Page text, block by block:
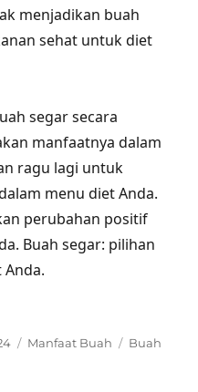
menjadikan buah
sehat untuk diet
segar secara
manfaatnya dalam
ragu lagi untuk
menu diet Anda.
perubahan positif
Buah segar: pilihan
Categories
Manfaat Buah Tags
Buah